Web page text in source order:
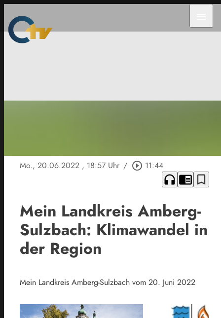
Mo., 20.06.2022 , 18:57 Uhr / play_circle_outline 11:44
headphones chrome_reader_mode bookmark_border
Mein Landkreis Amberg-
Sulzbach: Klimawandel in
der Region
Mein Landkreis Amberg-Sulzbach vom 20. Juni 2022